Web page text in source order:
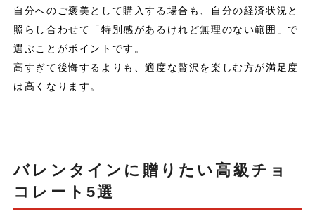
自分へのご褒美として購入する場合も、自分の経済状況と
照らし合わせて「特別感があるけれど無理のない範囲」で
選ぶことがポイントです。
高すぎて後悔するよりも、適度な贅沢を楽しむ方が満足度
は高くなります。
バレンタインに贈りたい高級チョ
コレート5選